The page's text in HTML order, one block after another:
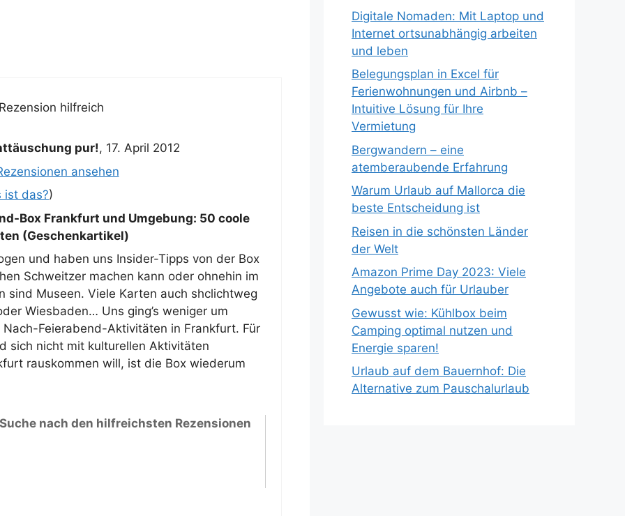
hilfreich
pur!, 17. April 2012
ansehen
ist das?)
Box Frankfurt und Umgebung: 50 coole
(Geschenkartikel)
und haben uns Insider-Tipps von der Box
Schweitzer machen kann oder ohnehin im
sind Museen. Viele Karten auch shclichtweg
Wiesbaden… Uns ging’s weniger um
Feierabend-Aktivitäten in Frankfurt. Für
sich nicht mit kulturellen Aktivitäten
rauskommen will, ist die Box wiederum
nach den hilfreichsten Rezensionen
Digitale Nomaden: Mit Laptop und
Internet ortsunabhängig arbeiten
und leben
Belegungsplan in Excel für
Ferienwohnungen und Airbnb –
Intuitive Lösung für Ihre
Vermietung
Bergwandern – eine
atemberaubende Erfahrung
Warum Urlaub auf Mallorca die
beste Entscheidung ist
Reisen in die schönsten Länder
der Welt
Amazon Prime Day 2023: Viele
Angebote auch für Urlauber
Gewusst wie: Kühlbox beim
Camping optimal nutzen und
Energie sparen!
Urlaub auf dem Bauernhof: Die
Alternative zum Pauschalurlaub